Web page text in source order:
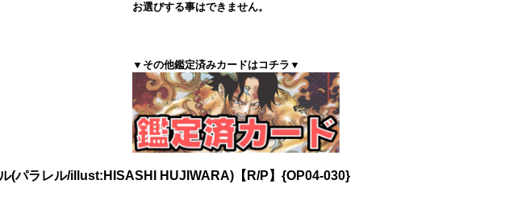
お選びする事はできません。
▼その他鑑定済みカードはコチラ▼
(パラレル/illust:HISASHI HUJIWARA)【R/P】{OP04-030}